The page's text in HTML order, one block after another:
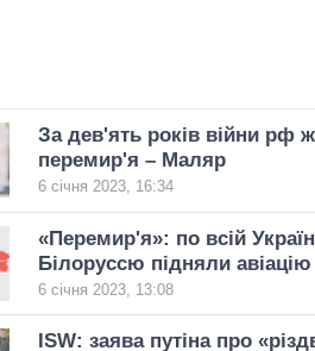
За дев'ять років війни рф
перемир'я – Маляр
6 січня 2023, 16:34
«Перемир'я»: по всій
Білоруссю підняли авіацію
6 січня 2023, 13:08
ISW: заява путіна про